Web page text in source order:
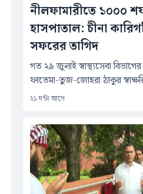
নীলফামারীতে ১০০০
হাসপাতাল: চীনা
সফরের তাগিদ
গত ২৯ জুলাই স্বাস্থ্যসেবা
ফাতেমা-তুজ-জোহরা ঠাকুর
২১ ঘন্টা আগে